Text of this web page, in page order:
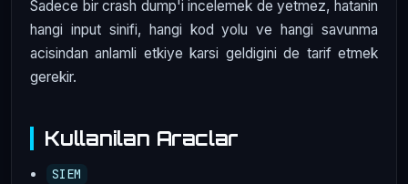
Sadece bir crash dump'i incelemek de yetmez, hatanin
hangi input sinifi, hangi kod yolu ve hangi savunma
acisindan anlamli etkiye karsi geldigini de tarif etmek
gerekir.
Kullanilan Araclar
SIEM